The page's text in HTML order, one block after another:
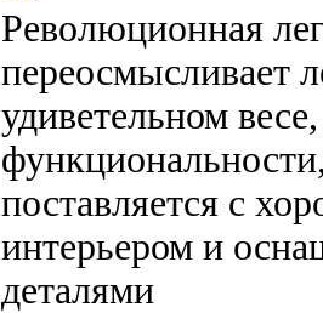
Революционная
переосмысливает
удиветельном
поставляется с
интерьером и
деталями